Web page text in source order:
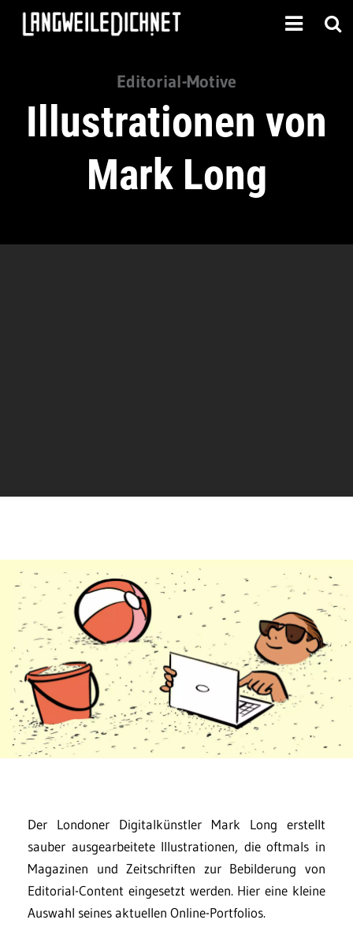
Editorial-Motive
Illustrationen von
Mark Long
Der Londoner Digitalkünstler Mark Long erstellt
sauber ausgearbeitete Illustrationen, die oftmals in
Magazinen und Zeitschriften zur Bebilderung von
Editorial-Content eingesetzt werden. Hier eine kleine
Auswahl seines aktuellen Online-Portfolios.